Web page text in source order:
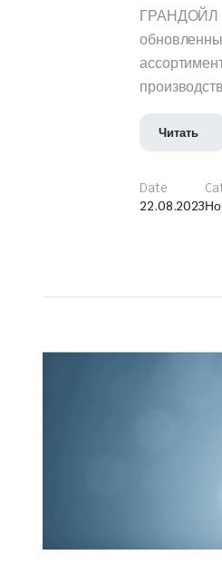
ГРАНДОЙЛ
Читать
Date
22.08.2023